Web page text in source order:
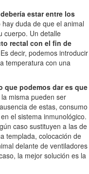
estar entre los
duda de que el animal
cuerpo. Un detalle
rectal con el fin de
decir, podemos introducir
temperatura con una
que podemos dar es que
misma pueden ser
de estas, consumo
el sistema inmunológico.
caso sustituyen a las de
templada, colocación de
delante de ventiladores
la mejor solución es la